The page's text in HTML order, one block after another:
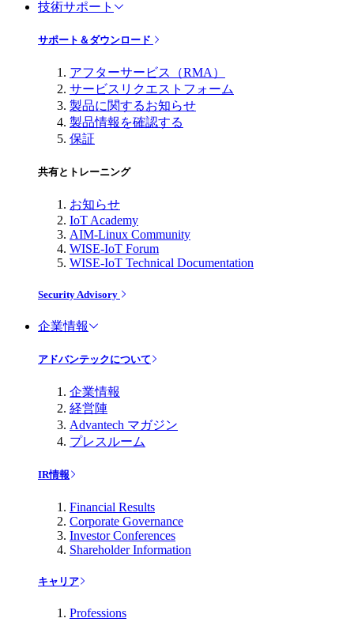
技術サポート
サポート＆ダウンロード
アフターサービス（RMA）
サービスリクエストフォーム
製品に関するお知らせ
製品情報を確認する
保証
共有とトレーニング
お知らせ
IoT Academy
AIM-Linux Community
WISE-IoT Forum
WISE-IoT Technical Documentation
Security Advisory
企業情報
アドバンテックについて
企業情報
経営陣
Advantech マガジン
プレスルーム
IR情報
Financial Results
Corporate Governance
Investor Conferences
Shareholder Information
キャリア
Professions